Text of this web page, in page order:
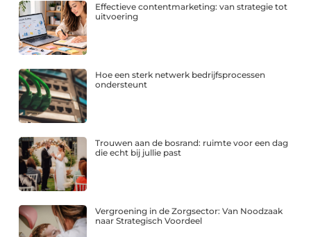
Effectieve contentmarketing: van strategie tot
uitvoering
Hoe een sterk netwerk bedrijfsprocessen
ondersteunt
Trouwen aan de bosrand: ruimte voor een dag
die echt bij jullie past
Vergroening in de Zorgsector: Van Noodzaak
naar Strategisch Voordeel